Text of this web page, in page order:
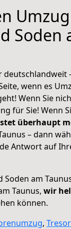
Umzug
Soden
deutschlandweit
wenn es
Wenn Sie
für Sie! Wenn
überhaupt
– dann
Antwort auf
Soden am
Taunus, wir
können.
, Tresor